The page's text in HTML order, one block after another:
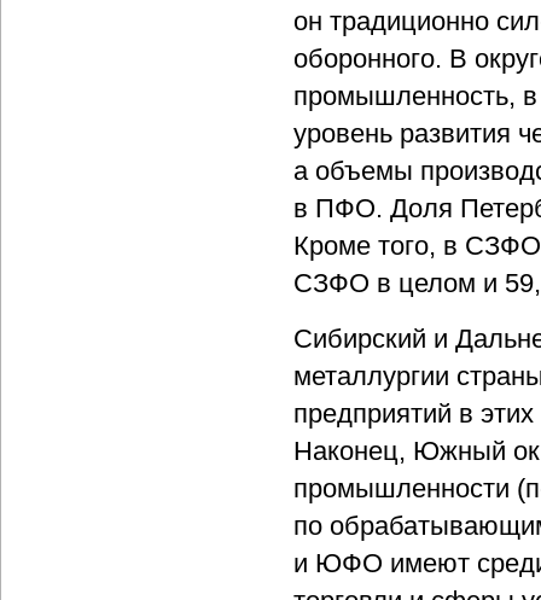
он традиционно
оборонного. В
промышленность,
уровень развития
а объемы
в ПФО. Доля
Кроме того, в
СЗФО в целом и
Сибирский и
металлургии
предприятий в
Наконец, Южный
промышленности
по
и ЮФО имеют среди